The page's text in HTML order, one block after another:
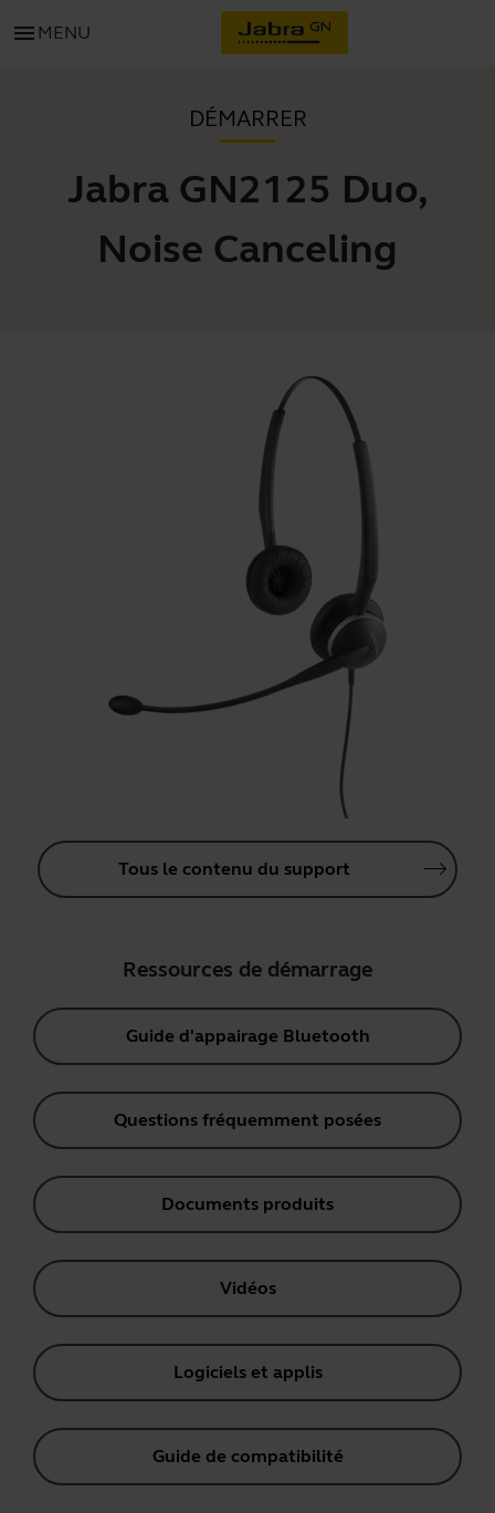
menu MENU
DÉMARRER
Jabra GN2125 Duo,
Noise Canceling
Tous le contenu du support
Ressources de démarrage
Guide d'appairage Bluetooth
Questions fréquemment posées
Documents produits
Vidéos
Logiciels et applis
Guide de compatibilité